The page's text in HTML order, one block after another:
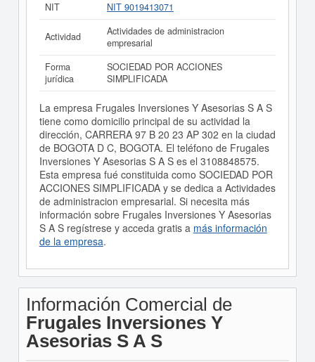
NIT
NIT 9019413071
Actividad
Actividades de administracion
empresarial
Forma
jurídica
SOCIEDAD POR ACCIONES
SIMPLIFICADA
La empresa Frugales Inversiones Y Asesorias S A S
tiene como domicilio principal de su actividad la
dirección, CARRERA 97 B 20 23 AP 302 en la ciudad
de BOGOTA D C, BOGOTA. El teléfono de Frugales
Inversiones Y Asesorias S A S es el 3108848575.
Esta empresa fué constituida como SOCIEDAD POR
ACCIONES SIMPLIFICADA y se dedica a Actividades
de administracion empresarial. Si necesita más
información sobre Frugales Inversiones Y Asesorias
S A S regístrese y acceda gratis a más información
de la empresa.
Información Comercial de
Frugales Inversiones Y
Asesorias S A S